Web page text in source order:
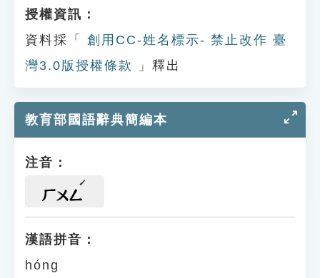
授權資訊：
資料採「
創用CC-姓名標示- 禁止改作 臺
灣3.0版授權條款
」釋出
教育部國語辭典簡編本
注音：
ㄏㄨㄥ
漢語拼音：
hóng